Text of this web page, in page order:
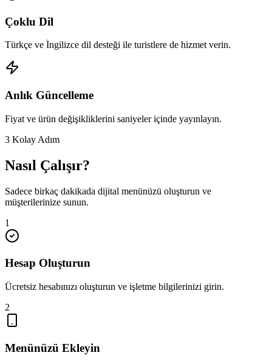
Çoklu Dil
Türkçe ve İngilizce dil desteği ile turistlere de hizmet verin.
Anlık Güncelleme
Fiyat ve ürün değişikliklerini saniyeler içinde yayınlayın.
3 Kolay Adım
Nasıl Çalışır?
Sadece birkaç dakikada dijital menünüzü oluşturun ve
müşterilerinize sunun.
1
Hesap Oluşturun
Ücretsiz hesabınızı oluşturun ve işletme bilgilerinizi girin.
2
Menünüzü Ekleyin